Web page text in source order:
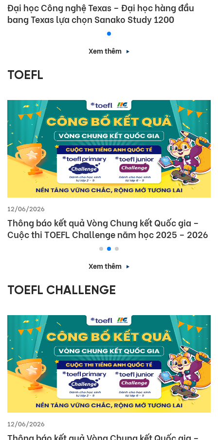
Đại học Công nghệ Texas – Đại học hàng đầu
bang Texas lựa chọn Sanako Study 1200
Xem thêm
TOEFL
12/06/2026
Thông báo kết quả Vòng Chung kết Quốc gia –
Cuộc thi TOEFL Challenge năm học 2025 – 2026
Xem thêm
TOEFL CHALLENGE
12/06/2026
Thông báo kết quả Vòng Chung kết Quốc gia –